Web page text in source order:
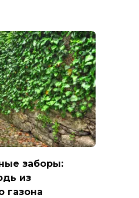
заборы:
из
газона